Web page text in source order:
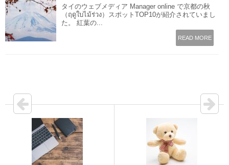
タイのウェブメディア Manager online で京都の秋
（ฤดูใบไม้ร่วง）スポットTOP10が紹介されていまし
た。 紅葉の...
READ MORE